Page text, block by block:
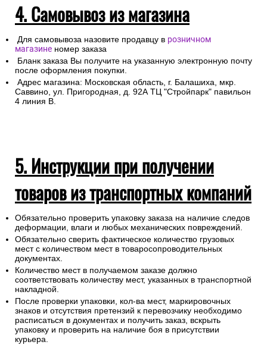
4. Самовывоз из магазина
Для самовывоза назовите продавцу в розничном
магазине номер заказа
Бланк заказа Вы получите на указанную электронную почту
после оформления покупки.
Адрес магазина: Московская область, г. Балашиха, мкр.
Саввино, ул. Пригородная, д. 92А ТЦ "Стройпарк" павильон
4 линия В.
5. Инструкции при получении
товаров из транспортных компаний
Обязательно проверить упаковку заказа на наличие следов
деформации, влаги и любых механических повреждений.
Обязательно сверить фактическое количество грузовых
мест с количеством мест в товаросопроводительных
документах.
Количество мест в получаемом заказе должно
соответствовать количеству мест, указанных в транспортной
накладной.
После проверки упаковки, кол-ва мест, маркировочных
знаков и отсутствия претензий к перевозчику необходимо
расписаться в документах и получить заказ, вскрыть
упаковку и проверить на наличие боя в присутствии
курьера.